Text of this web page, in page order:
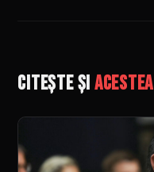
Citește șiacestea